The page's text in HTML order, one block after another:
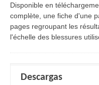
Disponible en
complète, une fiche d'une
pages regroupant les
l'échelle des blessures
Descargas